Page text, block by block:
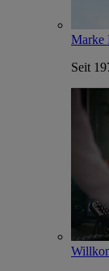
Marke
Seit